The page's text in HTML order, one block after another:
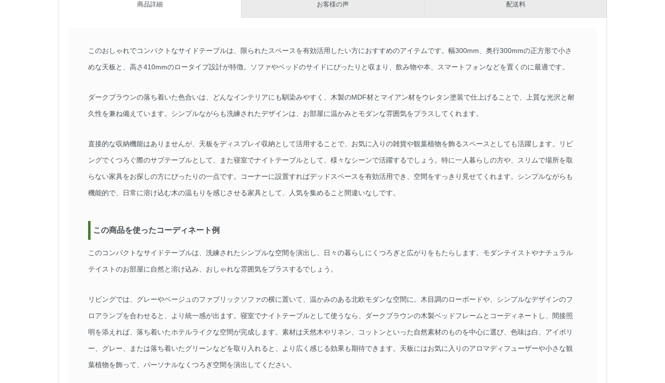
商品詳細 お客様の声 配送料
このおしゃれでコンパクトなサイドテーブルは、限られたスペースを有効活用したい方におすすめのアイテムです。幅300mm、奥行300mmの正方形で小さ
めな天板と、高さ410mmのロータイプ設計が特徴。ソファやベッドのサイドにぴったりと収まり、飲み物や本、スマートフォンなどを置くのに最適です。
ダークブラウンの落ち着いた色合いは、どんなインテリアにも馴染みやすく、木製のMDF材とマイアン材をウレタン塗装で仕上げることで、上質な光沢と耐
久性を兼ね備えています。シンプルながらも洗練されたデザインは、お部屋に温かみとモダンな雰囲気をプラスしてくれます。
直接的な収納機能はありませんが、天板をディスプレイ収納として活用することで、お気に入りの雑貨や観葉植物を飾るスペースとしても活躍します。リビ
ングでくつろぐ際のサブテーブルとして、また寝室でナイトテーブルとして、様々なシーンで活躍するでしょう。特に一人暮らしの方や、スリムで場所を取
らない家具をお探しの方にぴったりの一点です。コーナーに設置すればデッドスペースを有効活用でき、空間をすっきり見せてくれます。シンプルながらも
機能的で、日常に溶け込む木の温もりを感じさせる家具として、人気を集めること間違いなしです。
この商品を使ったコーディネート例
このコンパクトなサイドテーブルは、洗練されたシンプルな空間を演出し、日々の暮らしにくつろぎと広がりをもたらします。モダンテイストやナチュラル
テイストのお部屋に自然と溶け込み、おしゃれな雰囲気をプラスするでしょう。
リビングでは、グレーやベージュのファブリックソファの横に置いて、温かみのある北欧モダンな空間に。木目調のローボードや、シンプルなデザインのフ
ロアランプを合わせると、より統一感が出ます。寝室でナイトテーブルとして使うなら、ダークブラウンの木製ベッドフレームとコーディネートし、間接照
明を添えれば、落ち着いたホテルライクな空間が完成します。素材は天然木やリネン、コットンといった自然素材のものを中心に選び、色味は白、アイボリ
ー、グレー、または落ち着いたグリーンなどを取り入れると、より広く感じる効果も期待できます。天板にはお気に入りのアロマディフューザーや小さな観
葉植物を飾って、パーソナルなくつろぎ空間を演出してください。